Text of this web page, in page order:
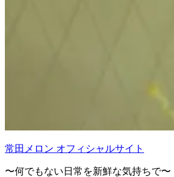
常田メロン オフィシャルサイト
〜何でもない日常を新鮮な気持ちで〜